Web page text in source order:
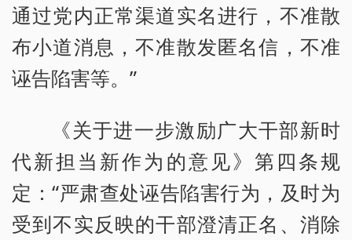
通过党内正常渠道实名进行，不准散
布小道消息，不准散发匿名信，不准
诬告陷害等。”
《关于进一步激励广大干部新时
代新担当新作为的意见》第四条规
定：“严肃查处诬告陷害行为，及时为
受到不实反映的干部澄清正名、消除